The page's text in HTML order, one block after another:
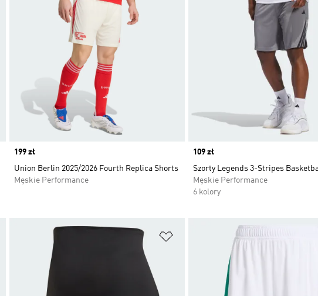
Price
199 zł
Union Berlin 2025/2026 Fourth Replica Shorts
Męskie Performance
Price
109 zł
Szorty Legends 3-Stripes
Męskie Performance
6 kolory
Dodaj do listy życzeń Dodaj do listy życzeń